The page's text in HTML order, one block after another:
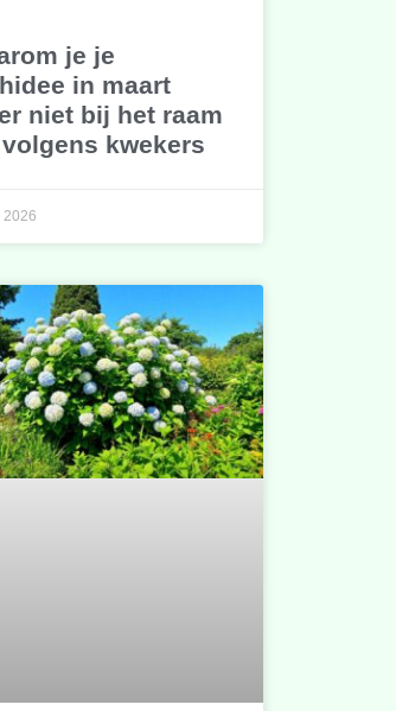
je je
in maart
niet bij het raam
kwekers
2026